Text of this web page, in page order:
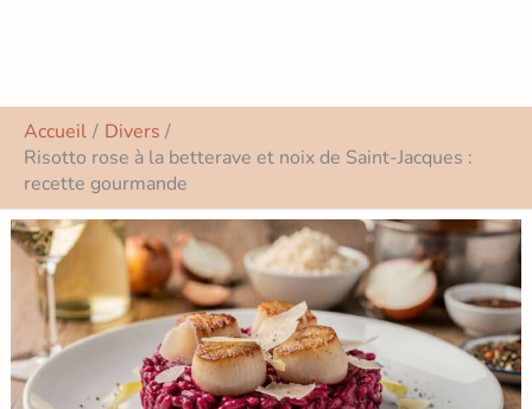
Accueil
Divers
Risotto rose à la betterave et noix de Saint-Jacques :
recette gourmande